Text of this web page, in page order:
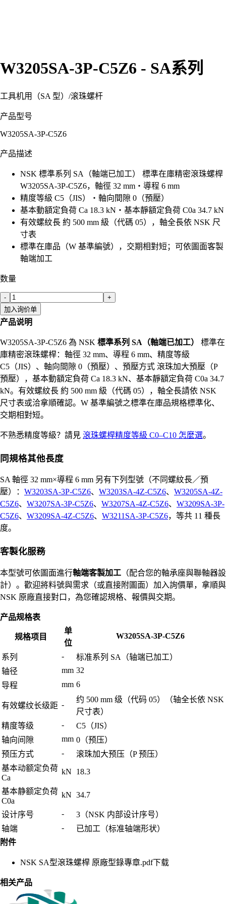
W3205SA-3P-C5Z6 - SA系列
工具机用（SA 型） /滚珠螺杆
产品型号
W3205SA-3P-C5Z6
产品描述
NSK 標準系列 SA（軸端已加工） 標準在庫精密滾珠螺桿
W3205SA-3P-C5Z6，軸徑 32 mm・導程 6 mm
精度等級 C5（JIS）・軸向間隙 0（預壓）
基本動額定負荷 Ca 18.3 kN・基本靜額定負荷 C0a 34.7 kN
有效螺紋長 約 500 mm 級（代碼 05），軸全長依 NSK 尺
寸表
標準在庫品（W 基準編號），交期相對短；可依圖面客製
軸端加工
数量
-
+
加入询价单
产品说明
W3205SA-3P-C5Z6 為 NSK 標準系列 SA（軸端已加工）
標準在
庫精密滾珠螺桿：軸徑 32 mm、導程 6 mm、精度等級
C5（JIS）、軸向間隙 0（預壓）、預壓方式 滾珠加大預壓（P
預壓），基本動額定負荷 Ca 18.3 kN、基本靜額定負荷 C0a 34.7
kN。有效螺紋長 約 500 mm 級（代碼 05），軸全長請依 NSK
尺寸表或洽拿順確認。W 基準編號之標準在庫品規格標準化、
交期相對短。
不熟悉精度等級？請見 滾珠螺桿精度等級 C0–C10 怎麼選。
同規格其他長度
SA 軸徑 32 mm×導程 6 mm 另有下列型號（不同螺紋長／預
壓）： W3203SA-3P-C5Z6、 W3203SA-4Z-C5Z6、 W3205SA-4Z-
C5Z6、 W3207SA-3P-C5Z6、 W3207SA-4Z-C5Z6、 W3209SA-3P-
C5Z6、 W3209SA-4Z-C5Z6、 W3211SA-3P-C5Z6，等共 11 種長
度。
客製化服務
本型號可依圖面進行軸端客製加工 （配合您的軸承座與聯軸器設
計）。歡迎將料號與需求（或直接附圖面）加入詢價單，拿順與
NSK 原廠直接對口，為您確認規格、報價與交期。
产品规格表
规格项目
单
位
W3205SA-3P-C5Z6
系列 -
标准系列 SA（轴端已加工）
轴径
mm 32
导程
mm 6
有效螺纹长级距 -
约 500 mm 级（代码 05）（轴全长依 NSK
尺寸表）
精度等级
-
C5（JIS）
轴向间隙
mm 0（预压）
预压方式
-
滚珠加大预压（P 预压）
基本动额定负荷
Ca
kN 18.3
基本静额定负荷
C0a
kN 34.7
设计序号 -
3（NSK 内部设计序号）
轴端
-
已加工（标准轴端形状）
附件
NSK SA型滾珠螺桿 原廠型錄專章.pdf下载
相关产品